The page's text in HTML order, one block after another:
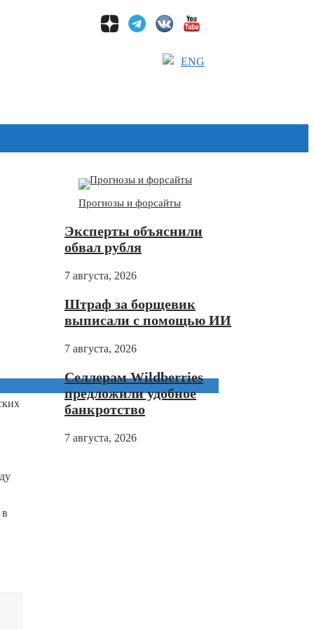
ENG
Прогнозы и форсайты
Эксперты объяснили
обвал рубля
7 августа, 2026
Штраф за борщевик
выписали с помощью ИИ
7 августа, 2026
Селлерам Wildberries
предложили удобное
банкротство
7 августа, 2026